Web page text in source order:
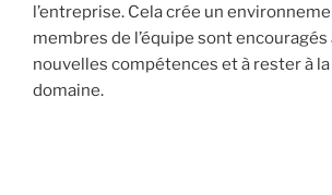
l’entreprise. Cela crée un
membres de l’équipe sont
nouvelles compétences et à rester à
domaine.